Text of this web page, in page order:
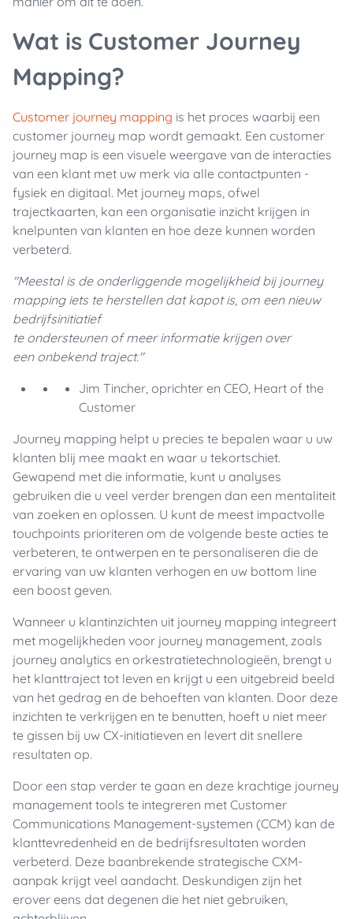
Wat is Customer Journey
Mapping?
Customer journey mapping is het proces waarbij een
customer journey map wordt gemaakt. Een customer
journey map is een visuele weergave van de interacties
van een klant met uw merk via alle contactpunten -
fysiek en digitaal. Met journey maps, ofwel
trajectkaarten, kan een organisatie inzicht krijgen in
knelpunten van klanten en hoe deze kunnen worden
verbeterd.
"Meestal is de onderliggende mogelijkheid bij journey
mapping iets te herstellen dat kapot is, om een nieuw
bedrijfsinitiatief
te ondersteunen of meer informatie krijgen over
een onbekend traject."
Jim Tincher, oprichter en CEO, Heart of the
Customer
Journey mapping helpt u precies te bepalen waar u uw
klanten blij mee maakt en waar u tekortschiet.
Gewapend met die informatie, kunt u analyses
gebruiken die u veel verder brengen dan een mentaliteit
van zoeken en oplossen. U kunt de meest impactvolle
touchpoints prioriteren om de volgende beste acties te
verbeteren, te ontwerpen en te personaliseren die de
ervaring van uw klanten verhogen en uw bottom line
een boost geven.
Wanneer u klantinzichten uit journey mapping integreert
met mogelijkheden voor journey management, zoals
journey analytics en orkestratietechnologieën, brengt u
het klanttraject tot leven en krijgt u een uitgebreid beeld
van het gedrag en de behoeften van klanten. Door deze
inzichten te verkrijgen en te benutten, hoeft u niet meer
te gissen bij uw CX-initiatieven en levert dit snellere
resultaten op.
Door een stap verder te gaan en deze krachtige journey
management tools te integreren met Customer
Communications Management-systemen (CCM) kan de
klanttevredenheid en de bedrijfsresultaten worden
verbeterd. Deze baanbrekende strategische CXM-
aanpak krijgt veel aandacht. Deskundigen zijn het
erover eens dat degenen die het niet gebruiken,